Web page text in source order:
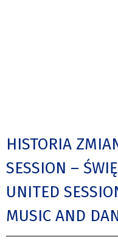
HISTORIA
SESSION –
UNITED
MUSIC AND